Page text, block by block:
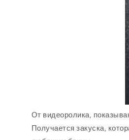
От видеоролика,
Получается закуска,